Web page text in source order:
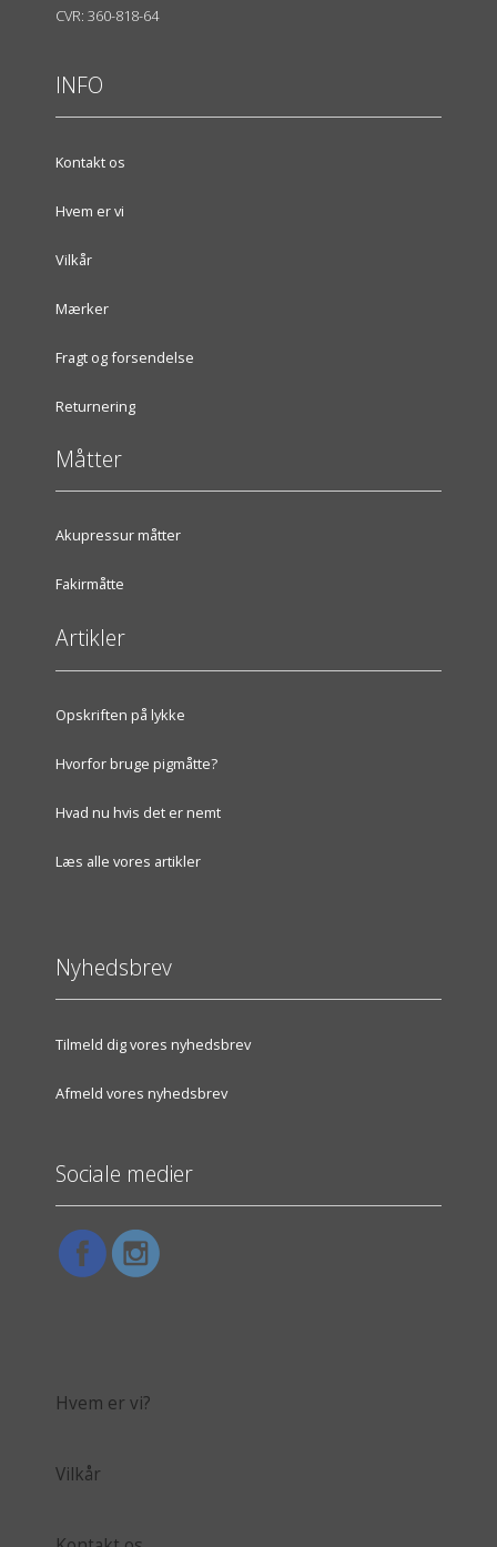
CVR: 360-818-64
INFO
Kontakt os
Hvem er vi
Vilkår
Mærker
Fragt og forsendelse
Returnering
Måtter
Akupressur måtter
Fakirmåtte
Artikler
Opskriften på lykke
Hvorfor bruge pigmåtte?
Hvad nu hvis det er nemt
Læs alle vores artikler
Nyhedsbrev
Tilmeld dig vores nyhedsbrev
Afmeld vores nyhedsbrev
Sociale medier
Hvem er vi?
Vilkår